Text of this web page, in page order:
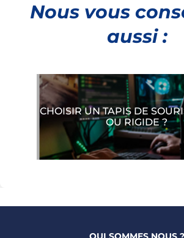
Nous vous
aussi :
CHOISIR UN TAPIS DE
OU RIGIDE ?